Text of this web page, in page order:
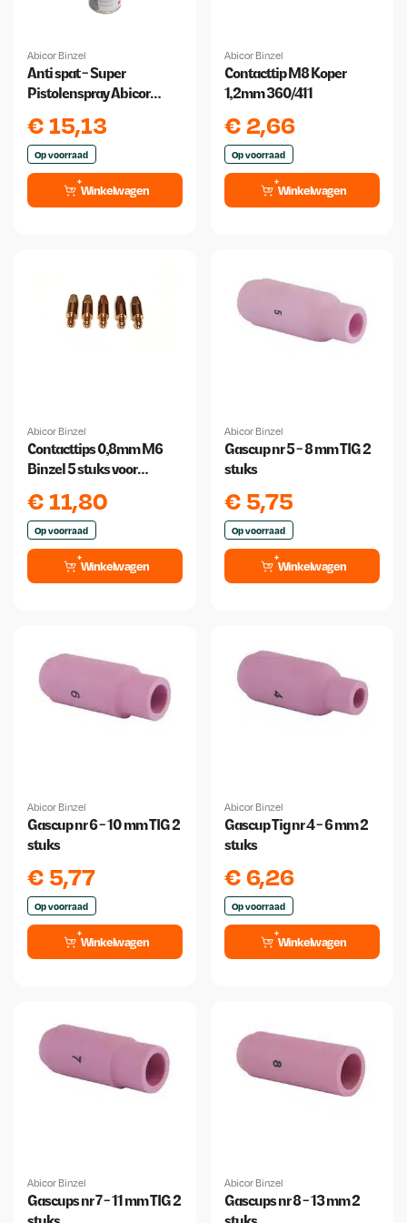
Abicor Binzel
Anti spat - Super
Pistolenspray Abicor
€15,13
Op voorraad
Winkelwagen
Abicor Binzel
Contacttip M8 Koper
1,2mm 360/411
€2,66
Op voorraad
Winkelwagen
Abicor Binzel
Contacttips 0,8mm M6
Binzel 5 stuks voor
€11,80
Op voorraad
Winkelwagen
Abicor Binzel
Gascup nr 5 - 8 mm TIG 2
stuks
€ 5,75
Op voorraad
Winkelwagen
Abicor Binzel
Gascup nr 6 - 10 mm TIG 2
stuks
€ 5,77
Op voorraad
Winkelwagen
Abicor Binzel
Gascup Tig nr 4 - 6 mm 2
stuks
€6,26
Op voorraad
Winkelwagen
Abicor Binzel
Gascups nr 7 - 11 mm TIG 2
Abicor Binzel
Gascups nr 8 - 13 mm 2